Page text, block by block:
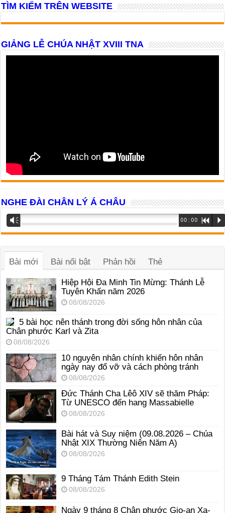
TÌM KIẾM TRÊN WEBSITE
GIẢNG LỄ CHÚA NHẬT XVIII TNA
NGHE ĐÀI CHÂN LÝ Á CHÂU
Trình
phát
âm
Vm 00:00 R P
Bài mới Bài nổi bật Phản hồi Thẻ
Hiệp Hội Đa Minh Tin Mừng: Thánh Lễ
Tuyên Khấn năm 2026
08/08/2026
5 bài học nên thánh trong đời sống hôn nhân của
Chân phước Karl và Zita
08/08/2026
10 nguyên nhân chính khiến hôn nhân
ngày nay đổ vỡ và cách phòng tránh
08/08/2026
Đức Thánh Cha Lêô XIV sẽ thăm Pháp:
Từ UNESCO đến hang Massabielle
08/08/2026
Bài hát và Suy niệm (09.08.2026 – Chúa
Nhật XIX Thường Niên Năm A)
08/08/2026
9 Tháng Tám Thánh Edith Stein
08/08/2026
Ngày 9 tháng 8 Chân phước Gio-an Xa-